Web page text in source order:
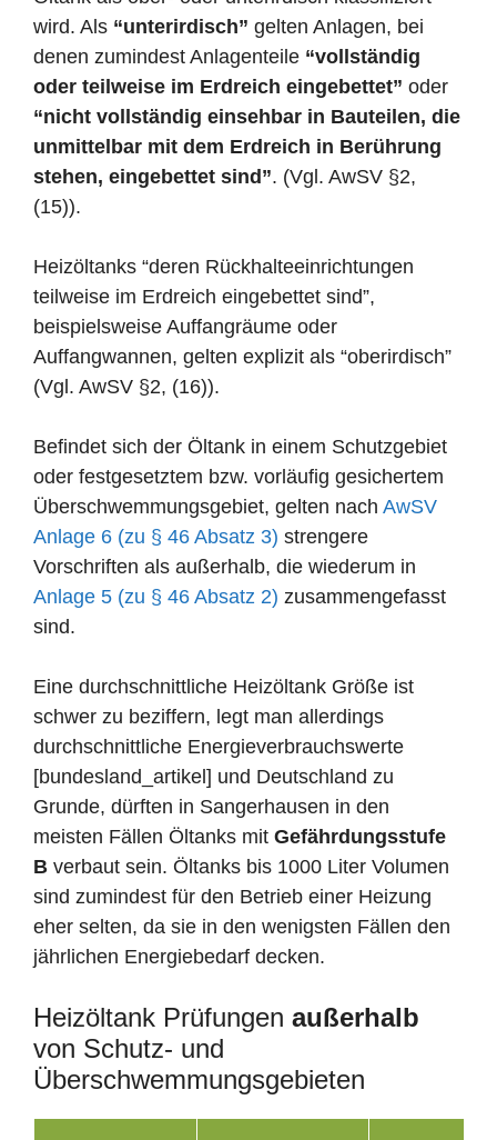
wird. Als “unterirdisch” gelten Anlagen, bei
denen zumindest Anlagenteile “vollständig
oder teilweise im Erdreich eingebettet” oder
“nicht vollständig einsehbar in Bauteilen, die
unmittelbar mit dem Erdreich in Berührung
stehen, eingebettet sind”. (Vgl. AwSV §2,
(15)).
Heizöltanks “deren Rückhalteeinrichtungen
teilweise im Erdreich eingebettet sind”,
beispielsweise Auffangräume oder
Auffangwannen, gelten explizit als “oberirdisch”
(Vgl. AwSV §2, (16)).
Befindet sich der Öltank in einem Schutzgebiet
oder festgesetztem bzw. vorläufig gesichertem
Überschwemmungsgebiet, gelten nach AwSV
Anlage 6 (zu § 46 Absatz 3) strengere
Vorschriften als außerhalb, die wiederum in
Anlage 5 (zu § 46 Absatz 2) zusammengefasst
sind.
Eine durchschnittliche Heizöltank Größe ist
schwer zu beziffern, legt man allerdings
durchschnittliche Energieverbrauchswerte
[bundesland_artikel] und Deutschland zu
Grunde, dürften in Sangerhausen in den
meisten Fällen Öltanks mit Gefährdungsstufe
B verbaut sein. Öltanks bis 1000 Liter Volumen
sind zumindest für den Betrieb einer Heizung
eher selten, da sie in den wenigsten Fällen den
jährlichen Energiebedarf decken.
Heizöltank Prüfungen außerhalb
von Schutz- und
Überschwemmungsgebieten